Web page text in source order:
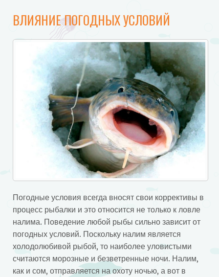
ВЛИЯНИЕ ПОГОДНЫХ УСЛОВИЙ
Погодные условия всегда вносят свои коррективы в
процесс рыбалки и это относится не только к ловле
налима. Поведение любой рыбы сильно зависит от
погодных условий. Поскольку налим является
холодолюбивой рыбой, то наиболее уловистыми
считаются морозные и безветренные ночи. Налим,
как и сом, отправляется на охоту ночью, а вот в